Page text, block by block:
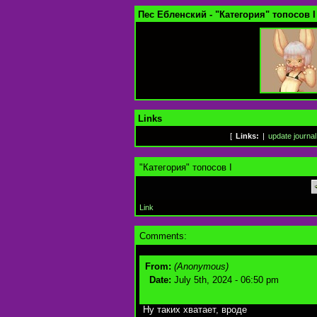
Пес Ебленский - "Категория" топосов I
Links
[ Links: update journal
"Категория" топосов I
Link
Comments:
From: (Anonymous)
Date: July 5th, 2024 - 06:50 pm
Ну таких хватает, вроде